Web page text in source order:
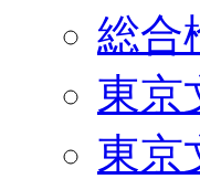
総合
東京
東京